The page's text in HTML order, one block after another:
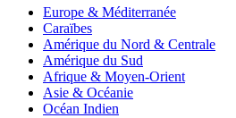
Europe & Méditerranée
Caraïbes
Amérique du Nord & Centrale
Amérique du Sud
Afrique & Moyen-Orient
Asie & Océanie
Océan Indien